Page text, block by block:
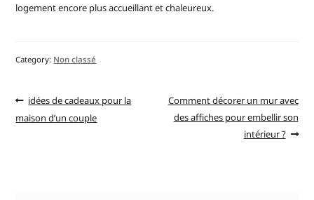
logement encore plus accueillant et chaleureux.
Category: Non classé
idées de cadeaux pour la
maison d’un couple
Comment décorer un mur avec
des affiches pour embellir son
intérieur ?